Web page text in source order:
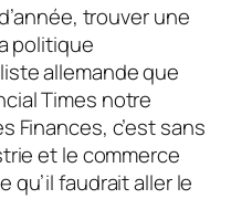
trouver une
politique
allemande que
Times notre
Finances, c’est sans
et le commerce
qu’il faudrait aller le